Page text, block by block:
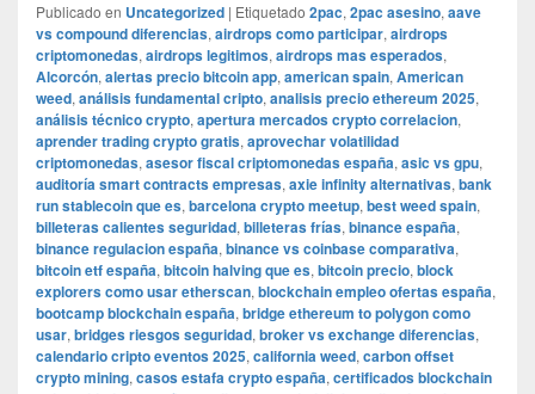
Publicado en Uncategorized | Etiquetado 2pac, 2pac asesino, aave
vs compound diferencias, airdrops como participar, airdrops
criptomonedas, airdrops legitimos, airdrops mas esperados,
Alcorcón, alertas precio bitcoin app, american spain, American
weed, análisis fundamental cripto, analisis precio ethereum 2025,
análisis técnico crypto, apertura mercados crypto correlacion,
aprender trading crypto gratis, aprovechar volatilidad
criptomonedas, asesor fiscal criptomonedas españa, asic vs gpu,
auditoría smart contracts empresas, axie infinity alternativas, bank
run stablecoin que es, barcelona crypto meetup, best weed spain,
billeteras calientes seguridad, billeteras frías, binance españa,
binance regulacion españa, binance vs coinbase comparativa,
bitcoin etf españa, bitcoin halving que es, bitcoin precio, block
explorers como usar etherscan, blockchain empleo ofertas españa,
bootcamp blockchain españa, bridge ethereum to polygon como
usar, bridges riesgos seguridad, broker vs exchange diferencias,
calendario cripto eventos 2025, california weed, carbon offset
crypto mining, casos estafa crypto españa, certificados blockchain